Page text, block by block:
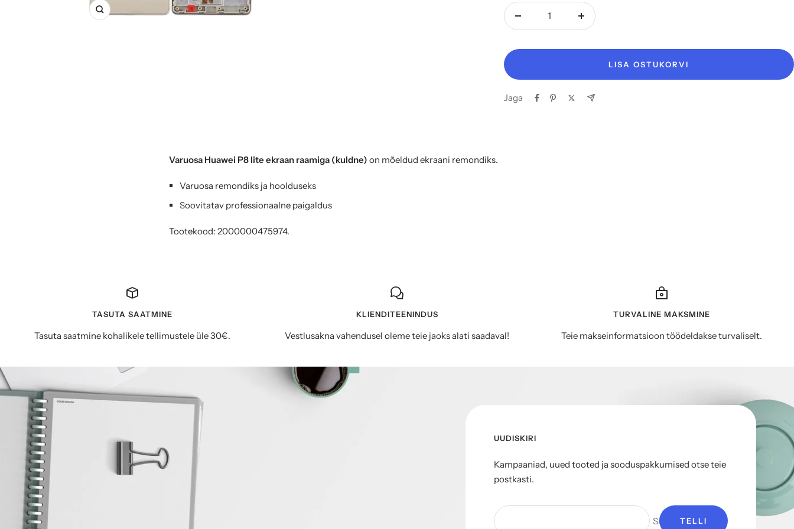
Suurenda
Vähenda
Suurenda
LISA OSTUKORVI
Jaga
Varuosa Huawei P8 lite ekraan raamiga (kuldne) on mõeldud ekraani remondiks.
Varuosa remondiks ja hoolduseks
Soovitatav professionaalne paigaldus
Tootekood: 2000000475974.
TASUTA SAATMINE
Tasuta saatmine kohalikele tellimustele üle 30€.
KLIENDITEENINDUS
Vestlusakna vahendusel oleme teie jaoks alati saadaval!
TURVALINE MAKSMINE
Teie makseinformatsioon töödeldakse turvaliselt.
UUDISKIRI
Kampaaniad, uued tooted ja sooduspakkumised otse teie
postkasti.
Sinu e-mail
TELLI